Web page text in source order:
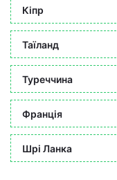
Кіпр
Таїланд
Туреччина
Франція
Шрі Ланка